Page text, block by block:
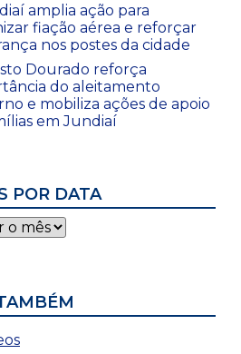
amplia ação para
fiação aérea e reforçar
nos postes da cidade
Dourado reforça
do aleitamento
e mobiliza ações de apoio
em Jundiaí
POR DATA